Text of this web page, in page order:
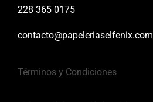
228 365 0175
contacto@papeleriaselfenix.com
Términos y Condiciones